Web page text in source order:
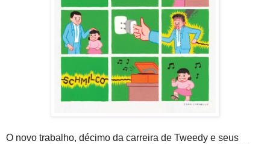
O novo trabalho, décimo da carreira de Tweedy e seus